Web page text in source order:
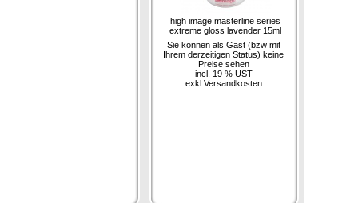
high image masterline series
extreme gloss lavender 15ml
Sie können als Gast (bzw mit
Ihrem derzeitigen Status) keine
Preise sehen
incl. 19 % UST
exkl. Versandkosten